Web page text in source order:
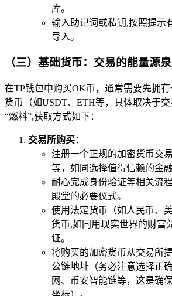
库。
输入助记词或私钥,按照提示
导入。
（三）基础货币：交易的能量源泉
在TP钱包中购买OK币，通常需要先拥
货币（如USDT、ETH等，具体取决于
“燃料”,获取方式如下：
交易所购买：
注册一个正规的加密货币交
等，如同选择值得信赖的金融
耐心完成身份验证等相关流
殿堂的必要仪式。
使用法定货币（如人民币、
货币,如同用现实世界的财富
证。
将购买的加密货币从交易所
公链地址（务必注意选择正
网、币安智能链等，这是确